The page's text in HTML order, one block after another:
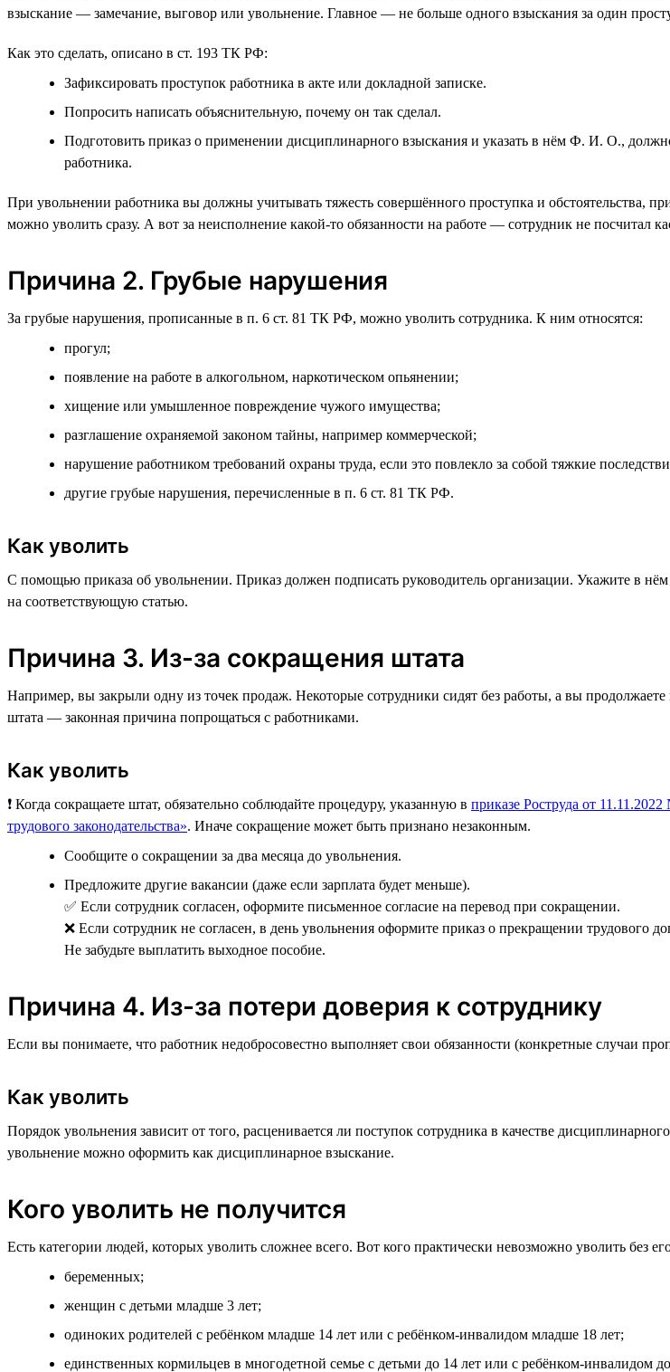
взыскание — замечание, выговор или увольнение. Главное — не больше одного взыскания за один
Как это сделать, описано в ст. 193 ТК РФ:
Зафиксировать проступок работника в акте или докладной записке.
Попросить написать объяснительную, почему он так сделал.
Подготовить приказ о применении дисциплинарного взыскания и указать в нём Ф. И. О.,
работника.
При увольнении работника вы должны учитывать тяжесть совершённого проступка и обстоятельства,
можно уволить сразу. А вот за неисполнение какой-то обязанности на работе — сотрудник не посчитал
Причина 2. Грубые нарушения
За грубые нарушения, прописанные в п. 6 ст. 81 ТК РФ, можно уволить сотрудника. К ним относятся:
прогул;
появление на работе в алкогольном, наркотическом опьянении;
хищение или умышленное повреждение чужого имущества;
разглашение охраняемой законом тайны, например коммерческой;
нарушение работником требований охраны труда, если это повлекло за собой тяжкие
другие грубые нарушения, перечисленные в п. 6 ст. 81 ТК РФ.
Как уволить
С помощью приказа об увольнении. Приказ должен подписать руководитель организации. Укажите в
на соответствующую статью.
Причина 3. Из-за сокращения штата
Например, вы закрыли одну из точек продаж. Некоторые сотрудники сидят без работы, а вы
штата — законная причина попрощаться с работниками.
Как уволить
❗️ Когда сокращаете штат, обязательно соблюдайте процедуру, указанную в приказе Роструда от
трудового законодательства». Иначе сокращение может быть признано незаконным.
Сообщите о сокращении за два месяца до увольнения.
Предложите другие вакансии (даже если зарплата будет меньше).
✅ Если сотрудник согласен, оформите письменное согласие на перевод при сокращении.
❌ Если сотрудник не согласен, в день увольнения оформите приказ о прекращении трудового
Не забудьте выплатить выходное пособие.
Причина 4. Из-за потери доверия к сотруднику
Если вы понимаете, что работник недобросовестно выполняет свои обязанности (конкретные случаи
Как уволить
Порядок увольнения зависит от того, расценивается ли поступок сотрудника в качестве
увольнение можно оформить как дисциплинарное взыскание.
Кого уволить не получится
Есть категории людей, которых уволить сложнее всего. Вот кого практически невозможно уволить без
беременных;
женщин с детьми младше 3 лет;
одиноких родителей с ребёнком младше 14 лет или с ребёнком-инвалидом младше 18 лет;
единственных кормильцев в многодетной семье с детьми до 14 лет или с ребёнком-инвалидом